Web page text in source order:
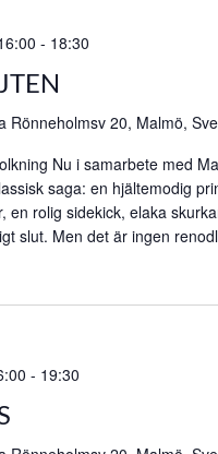
- 18:30
Rönneholmsv 20, Malmö,
Nu i samarbete med
saga: en hjältemodig
en rolig sidekick, elaka
slut. Men det är ingen
- 19:30